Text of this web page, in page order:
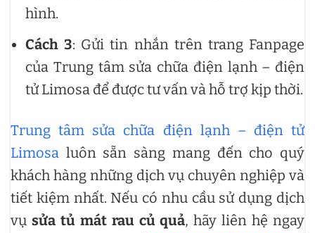
hình.
Cách 3: Gửi tin nhắn trên trang Fanpage
của Trung tâm sửa chữa điện lạnh – điện
tử Limosa để được tư vấn và hỗ trợ kịp thời.
Trung tâm sửa chữa điện lạnh – điện tử
Limosa luôn sẵn sàng mang đến cho quý
khách hàng những dịch vụ chuyên nghiệp và
tiết kiệm nhất. Nếu có nhu cầu sử dụng dịch
vụ sửa tủ mát rau củ quả, hãy liên hệ ngay